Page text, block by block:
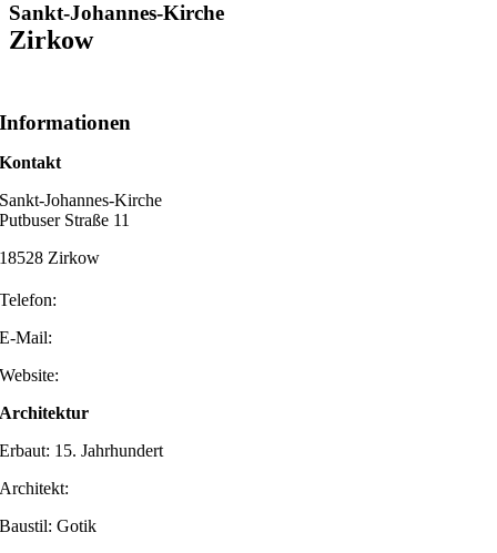
Sankt-Johannes-Kirche
Zirkow
Informationen
Kontakt
Sankt-Johannes-Kirche
Putbuser Straße 11
18528 Zirkow
Telefon:
E-Mail:
Website:
Architektur
Erbaut: 15. Jahrhundert
Architekt:
Baustil: Gotik